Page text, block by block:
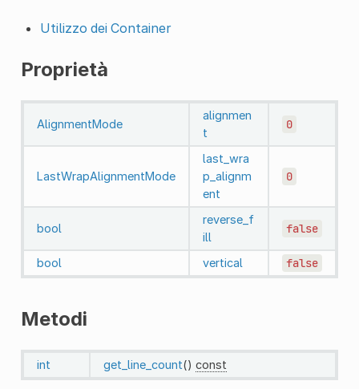
Utilizzo dei Container
Proprietà
AlignmentMode
alignmen
t
0
LastWrapAlignmentMode
last_wra
p_alignm
ent
0
bool
reverse_f
ill
false
bool vertical false
Metodi
int get_line_count() const